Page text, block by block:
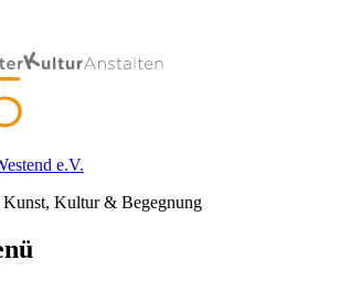
e.V.
Kultur & Begegnung